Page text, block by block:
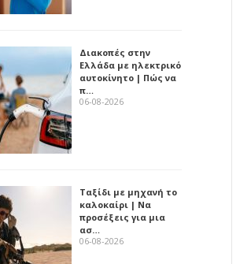
Διακοπές στην
Ελλάδα με ηλεκτρικό
αυτοκίνητο | Πώς να
π…
06-08-2026
Ταξίδι με μηχανή το
καλοκαίρι | Να
προσέξεις για μια
ασ…
06-08-2026